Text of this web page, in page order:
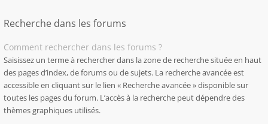
Recherche dans les forums
Comment rechercher dans les forums ?
Saisissez un terme à rechercher dans la zone de recherche située en haut
des pages d’index, de forums ou de sujets. La recherche avancée est
accessible en cliquant sur le lien « Recherche avancée » disponible sur
toutes les pages du forum. L’accès à la recherche peut dépendre des
thèmes graphiques utilisés.